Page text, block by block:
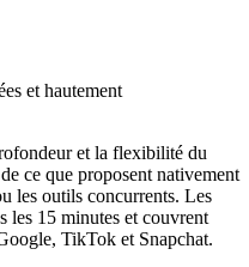
et hautement
et la flexibilité du
ce que proposent nativement
les outils concurrents. Les
les 15 minutes et couvrent
TikTok et Snapchat.